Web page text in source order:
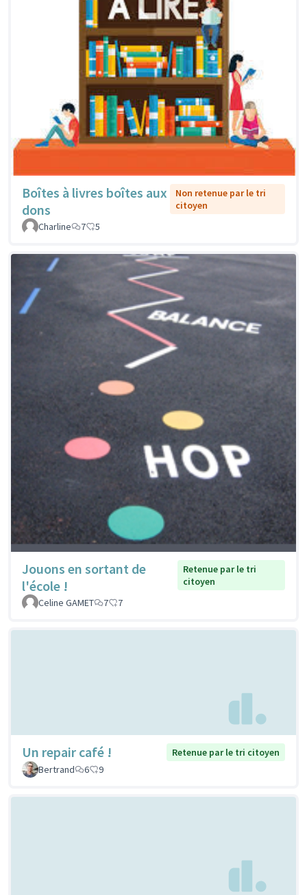
Boîtes à livres boîtes aux
dons
Non retenue par le tri
citoyen
Charline
7 5
Jouons en sortant de
l'école !
Retenue par le tri
citoyen
Celine GAMET
7 7
Un repair café !
Retenue par le tri citoyen
Bertrand
6 9